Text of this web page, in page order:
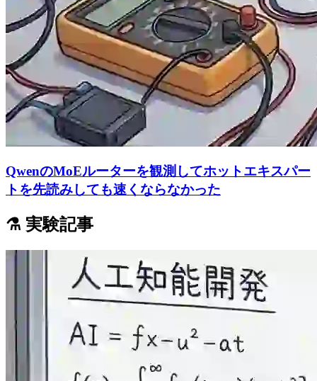
QwenのMoEルーターを観測してホットエキスパー
トを先読みしても速くならなかった
⚗️ 実験記事